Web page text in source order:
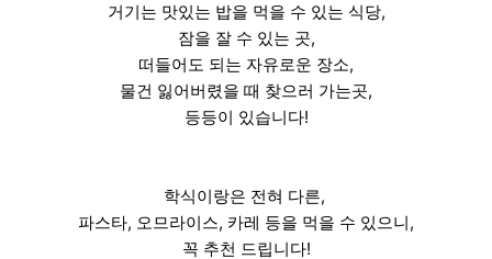
거기는 맛있는 밥을 먹을 수 있는 식당,
잠을 잘 수 있는 곳,
떠들어도 되는 자유로운 장소,
물건 잃어버렸을 때 찾으러 가는곳,
등등이 있습니다!
학식이랑은 전혀 다른,
파스타, 오므라이스, 카레 등을 먹을 수 있으니,
꼭 추천 드립니다!